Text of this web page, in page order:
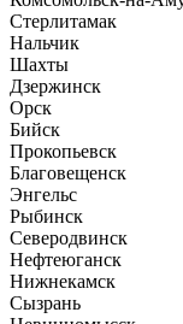
Стерлитамак
Нальчик
Шахты
Дзержинск
Орск
Бийск
Прокопьевск
Благовещенск
Энгельс
Рыбинск
Северодвинск
Нефтеюганск
Нижнекамск
Сызрань